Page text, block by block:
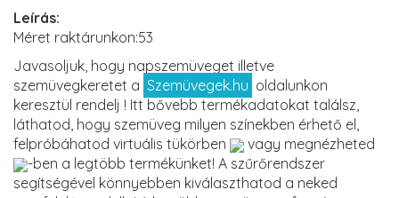
Leírás:
Méret raktárunkon:53
Javasoljuk, hogy napszemüveget illetve
szemüvegkeretet a Szemüvegek.hu oldalunkon
keresztül rendelj ! Itt bővebb termékadatokat találsz,
láthatod, hogy szemüveg milyen színekben érhető el,
felpróbáhatod virtuális tükörben
vagy megnézheted
-ben a legtöbb termékünket! A szűrőrendszer
segítségével könnyebben kiválaszthatod a neked